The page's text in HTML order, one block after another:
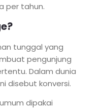
per tahun.
tunggal yang
pengunjung
Dalam dunia
disebut konversi.
dipakai